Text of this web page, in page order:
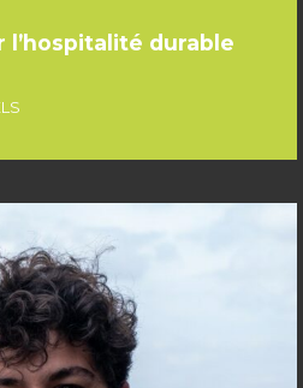
l’hospitalité durable